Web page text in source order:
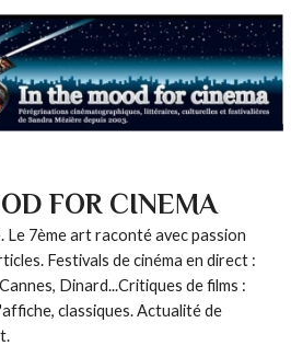
FOR CINEMA
Le 7ème art raconté avec passion
Festivals de cinéma en direct :
Dinard...Critiques de films :
classiques. Actualité de